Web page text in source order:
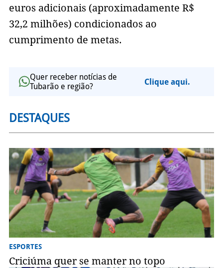
euros adicionais (aproximadamente R$
32,2 milhões) condicionados ao
cumprimento de metas.
Quer receber notícias de
Tubarão e região?
Clique aqui.
DESTAQUES
ESPORTES
Criciúma quer se manter no topo